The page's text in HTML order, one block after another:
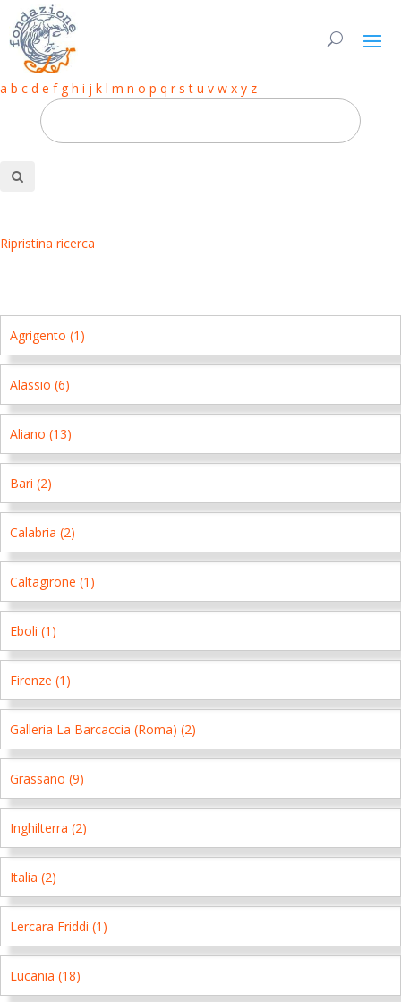
a b c d e f g h i j k l m n o p q r st u v w x y z
Ripristina ricerca
Agrigento (1)
Alassio (6)
Aliano (13)
Bari (2)
Calabria (2)
Caltagirone (1)
Eboli (1)
Firenze (1)
Galleria La Barcaccia (Roma) (2)
Grassano (9)
Inghilterra (2)
Italia (2)
Lercara Friddi (1)
Lucania (18)